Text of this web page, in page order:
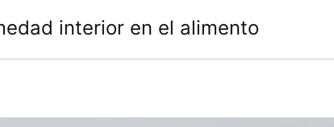
interior en el alimento